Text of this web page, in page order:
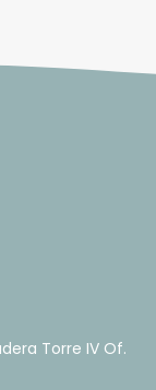
Torre IV Of.